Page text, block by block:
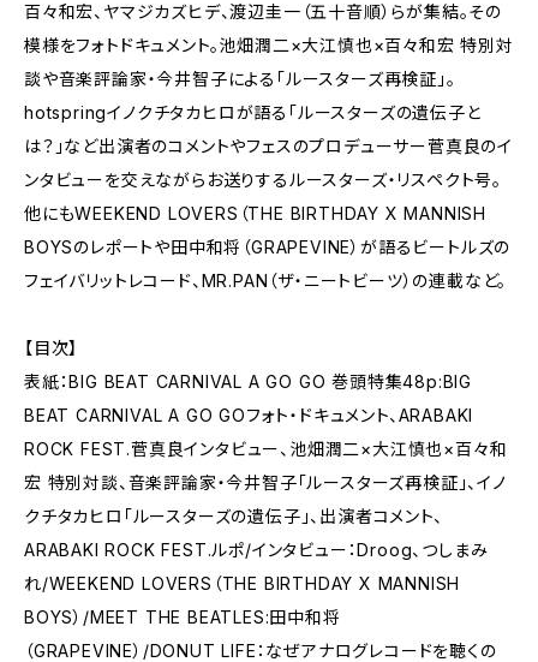
百々和宏、ヤマジカズヒデ、渡辺圭一（五十音順）らが集結。その
模様をフォトドキュメント。池畑潤二×大江慎也×百々和宏 特別対
談や音楽評論家・今井智子による「ルースターズ再検証」。
hotspringイノクチタカヒロが語る「ルースターズの遺伝子と
は？」など出演者のコメントやフェスのプロデューサー菅真良のイ
ンタビューを交えながらお送りするルースターズ・リスペクト号。
他にもWEEKEND LOVERS（THE BIRTHDAY X MANNISH
BOYSのレポートや田中和将（GRAPEVINE）が語るビートルズの
フェイバリットレコード、MR.PAN（ザ・ニートビーツ）の連載など。
【目次】
表紙：BIG BEAT CARNIVAL A GO GO 巻頭特集48p:BIG
BEAT CARNIVAL A GO GOフォト・ドキュメント、ARABAKI
ROCK FEST.菅真良インタビュー、池畑潤二×大江慎也×百々和
宏 特別対談、音楽評論家・今井智子「ルースターズ再検証」、イノ
クチタカヒロ「ルースターズの遺伝子」、出演者コメント、
ARABAKI ROCK FEST.ルポ/インタビュー：Droog、つしまみ
れ/WEEKEND LOVERS（THE BIRTHDAY X MANNISH
BOYS）/MEET THE BEATLES:田中和将
（GRAPEVINE）/DONUT LIFE：なぜアナログレコードを聴くの